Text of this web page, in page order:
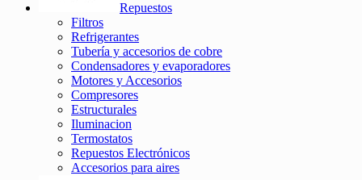
Repuestos
Filtros
Refrigerantes
Tubería y accesorios de cobre
Condensadores y evaporadores
Motores y Accesorios
Compresores
Estructurales
Iluminacion
Termostatos
Repuestos Electrónicos
Accesorios para aires